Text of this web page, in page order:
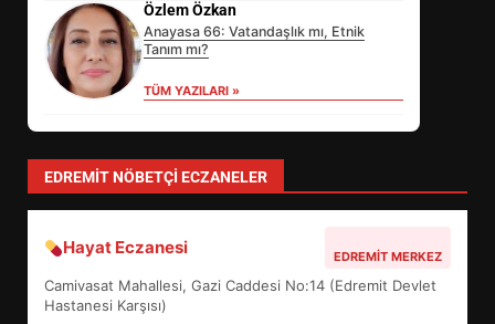
Özlem Özkan
Anayasa 66: Vatandaşlık mı, Etnik
Tanım mı?
TÜM YAZILARI »
EDREMIT NÖBETÇI ECZANELER
Hayat Eczanesi EDREMIT MERKEZ
Camivasat Mahallesi, Gazi Caddesi No:14 (Edremit Devlet
Hastanesi Karşısı)
3
EİB’DE KRİTİK ATAMA:
SÜRDÜRÜLEBİLİRLİKTE NE
4
EDREMİT’İN GURURU TÜRKİYE
FİNALİNDE NE BAŞARDI?